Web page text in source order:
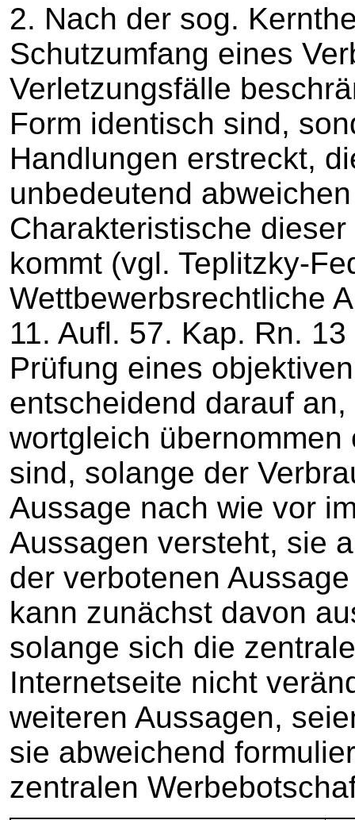
2. Nach der sog.
Schutzumfang eines
Verletzungsfälle
Form identisch sind,
Handlungen erstreckt,
unbedeutend
Charakteristische
kommt (vgl. Teplitzky-
Wettbewerbsrechtliche
11. Aufl. 57. Kap. Rn.
Prüfung eines
entscheidend darauf
wortgleich
sind, solange der
Aussage nach wie vor
Aussagen versteht, sie
der verbotenen
kann zunächst davon
solange sich die
Internetseite nicht
weiteren Aussagen,
sie abweichend
zentralen